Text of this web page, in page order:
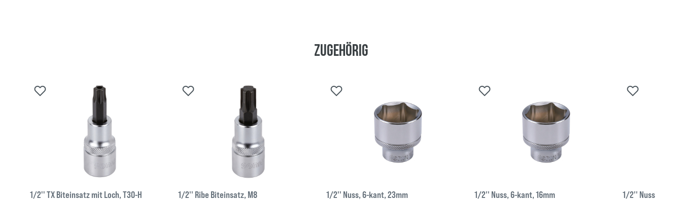
Zugehörig
1/2'' TX Biteinsatz mit Loch, T30-H 1/2'' Ribe Biteinsatz, M8 1/2'' Nuss, 6-kant, 23mm 1/2'' Nuss, 6-kant, 16mm 1/2'' Nuss, 6-